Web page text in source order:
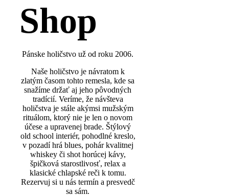
Shop
Pánske holičstvo už od roku 2006.
Naše holičstvo je návratom k
zlatým časom tohto remesla, kde sa
snažíme držať aj jeho pôvodných
tradícií. Veríme, že návšteva
holičstva je stále akýmsi mužským
rituálom, ktorý nie je len o novom
účese a upravenej brade. Štýlový
old school interiér, pohodlné kreslo,
v pozadí hrá blues, pohár kvalitnej
whiskey či shot horúcej kávy,
špičková starostlivosť, relax a
klasické chlapské reči k tomu.
Rezervuj si u nás termín a presvedč
sa sám.